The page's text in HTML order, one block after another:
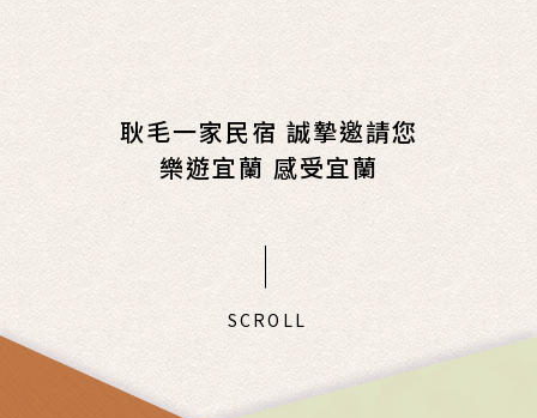
耿毛一家民宿 誠摯邀請您
樂遊宜蘭 感受宜蘭
SCROLL